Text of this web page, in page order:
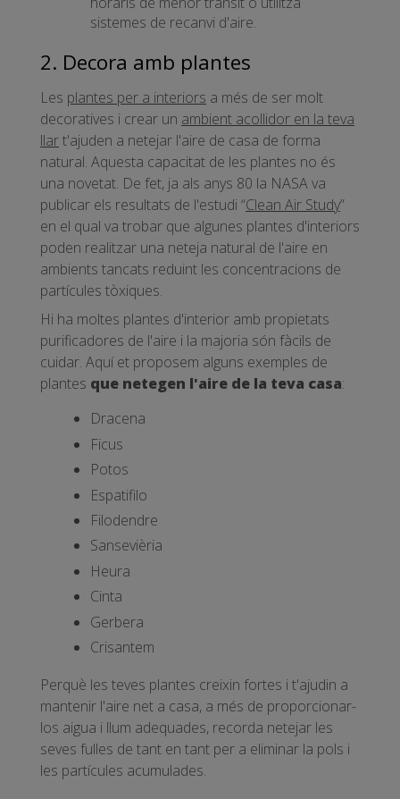
sistemes de recanvi d'aire.
2. Decora amb plantes
Les plantes per a interiors a més de ser molt
decoratives i crear un ambient acollidor en la teva
llart'ajuden a netejar l'aire de casa de forma
natural. Aquesta capacitat de les plantes no és
una novetat. De fet, ja als anys 80 la NASA va
publicar els resultats de l'estudi “Clean Air Study”
en el qual va trobar que algunes plantes d'interiors
poden realitzar una neteja natural de l'aire en
ambients tancats reduint les concentracions de
partícules tòxiques.
Hi ha moltes plantes d'interior amb propietats
purificadores de l'aire i la majoria són fàcils de
cuidar. Aquí et proposem alguns exemples de
plantes que netegen l'aire de la teva casa:
Dracena
Ficus
Potos
Espatifilo
Filodendre
Sansevièria
Heura
Cinta
Gerbera
Crisantem
Perquè les teves plantes creixin fortes i t'ajudin a
mantenir l'aire net a casa, a més de proporcionar-
los aigua i llum adequades, recorda netejar les
seves fulles de tant en tant per a eliminar la pols i
les partícules acumulades.